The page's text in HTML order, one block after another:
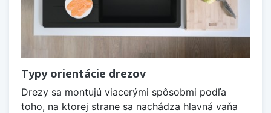
Typy orientácie drezov
Drezy sa montujú viacerými spôsobmi podľa
toho, na ktorej strane sa nachádza hlavná vaňa